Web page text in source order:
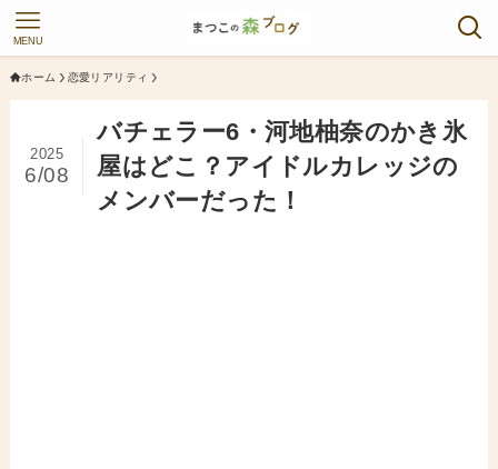
MENU
ホーム 恋愛リアリティ
バチェラー6・河地柚奈のかき氷
屋はどこ？アイドルカレッジの
メンバーだった！
2025
6/08